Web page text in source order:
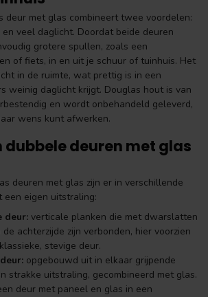
deur met glas combineert twee voordelen:
veel daglicht. Doordat beide deuren
grotere spullen, zoals een
of fiets, in en uit je schuur of tuinhuis. Het
in de ruimte, wat prettig is in een
weinig daglicht krijgt. Douglas hout is van
en wordt onbehandeld geleverd,
wens kunt afwerken.
dubbele deuren met glas
deuren met glas zijn er in verschillende
een eigen uitstraling:
deur: verticale planken die met dwarslatten
de achterzijde zijn verbonden, hier voorzien
stevige deur.
opgebouwd uit in elkaar grijpende
strakke uitstraling, gecombineerd met glas.
deur met paneel en glas in een